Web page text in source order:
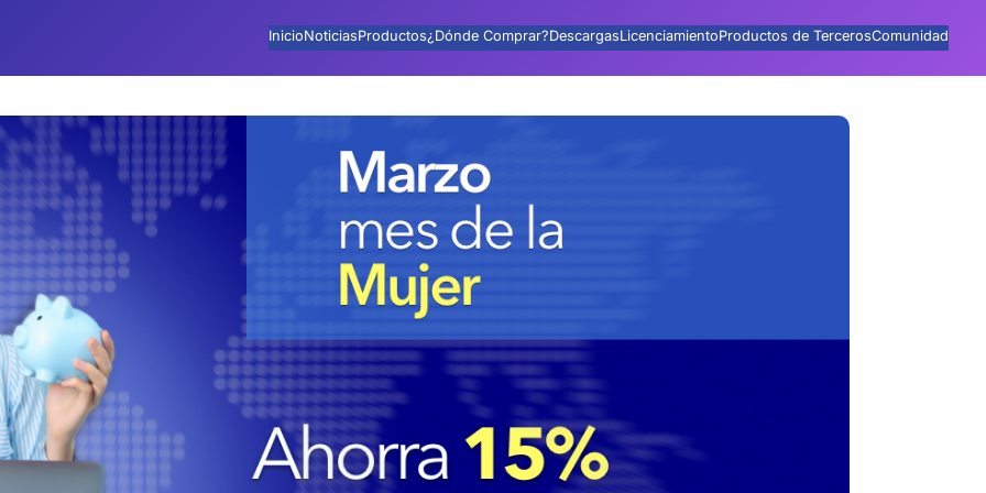
InicioNoticiasProductos¿Dónde Comprar?DescargasLicenciamientoProductos de TercerosComunidad